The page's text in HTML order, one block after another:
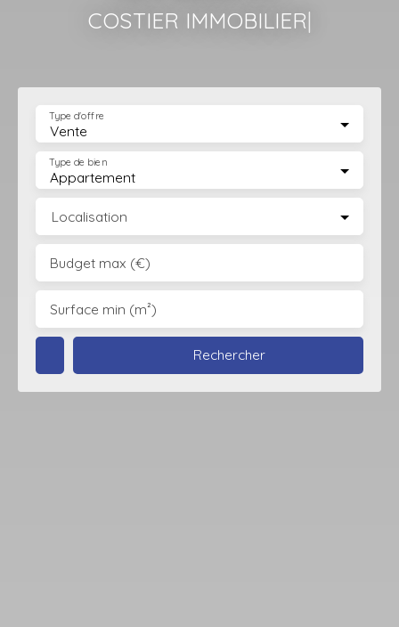
CO|
Vente
Type d'offre
Appartement
Type de bien
Localisation
Budget max (€)
Surface min (m²)
Rechercher